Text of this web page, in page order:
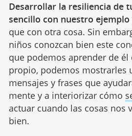
Desarrollar la resiliencia de
sencillo con nuestro
que con otra cosa. Sin
niños conozcan bien este
que podemos aprender de él
propio, podemos mostrarles
mensajes y frases que
mente y a interiorizar cómo
actuar cuando las cosas nos
bien.